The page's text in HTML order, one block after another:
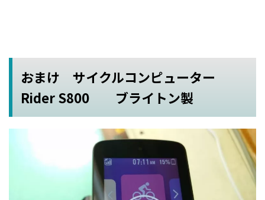
おまけ サイクルコンピューター
Rider S800 ブライトン製